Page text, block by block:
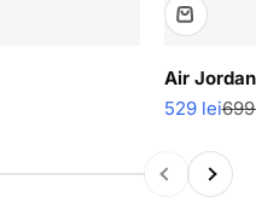
Air
Pret redus
529 lei
InapoiInainte